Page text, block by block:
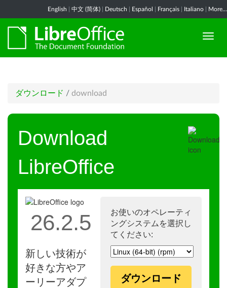
English 中文 (简体) Deutsch Español Français Italiano More...
ダウンロード / download
Download
LibreOffice
お使いのオペレーティ
ングシステムを選択し
てください:
ダウンロード
26.2.5
新しい技術が
好きな方やア
ーリーアダプ